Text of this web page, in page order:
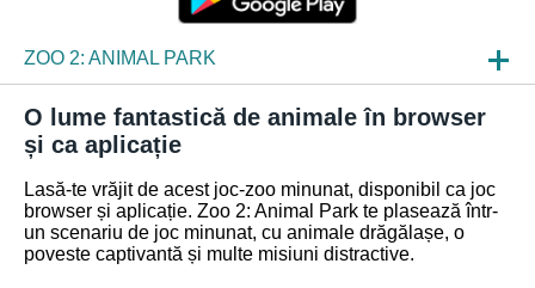
ZOO 2: ANIMAL PARK
STIRI
INCURSIUNI DESPRE JOCURI
ÎNTREBĂRI FRECVENTE
O lume fantastică de animale în browser
și ca aplicație
Lasă-te vrăjit de acest joc-zoo minunat, disponibil ca joc
browser și aplicație. Zoo 2: Animal Park te plasează într-
un scenariu de joc minunat, cu animale drăgălașe, o
poveste captivantă și multe misiuni distractive.